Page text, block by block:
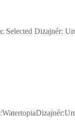
Selected Dizajnér: